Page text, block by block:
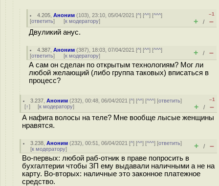
4.205 ,Аноним (103), 23:10, 05/04/2021 [^] [^^] [^^^]
[ответить] [к модератору]
–1
+ / –
Двуликий анус.
4.387 ,Аноним (387), 18:03, 07/04/2021 [^] [^^] [^^^]
[ответить] [к модератору] + / –
А сам он сделан по открытым технологиям? Мог ли
любой желающий (либо группа таковых) вписаться в
процесс?
3.237 ,Аноним (232), 00:48, 06/04/2021 [^] [^^] [^^^] [ответить]
[↑] [к модератору]
–1
+ / –
А нафига волосы на теле? Мне вообще лысые женщины
нравятся.
3.238 ,Аноним (232), 00:51, 06/04/2021 [^] [^^] [^^^] [ответить]
[к модератору] + / –
Во-первых: любой раб-отник в праве попросить в
бухгалтерии чтобы ЗП ему выдавали наличными а не на
карту. Во-вторых: наличные это законное платежное
средство.